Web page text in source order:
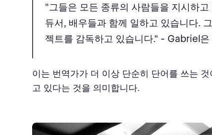
"그들은 모든 종류의 사람들을 지시하
듀서, 배우들과 함께 일하고 있습니다.
젝트를 감독하고 있습니다." - Gabriel은
이는 번역가가 더 이상 단순히 단어를 쓰는
고 있다는 것을 의미합니다.